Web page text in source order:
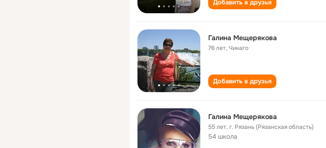
Добавить в друзья
Галина Мещерякова
76 лет,Чикаго
Добавить в друзья
Галина Мещерякова
55 лет,г. Рязань (Рязанская область)
54 школа